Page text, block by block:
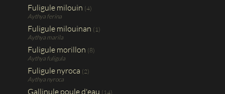
Fuligule milouin (4)
Aythya ferina
Fuligule milouinan (1)
Aythya marila
Fuligule morillon (8)
Aythya fuligula
Fuligule nyroca (2)
Aythya nyroca
Gallinule poule d'eau (14)